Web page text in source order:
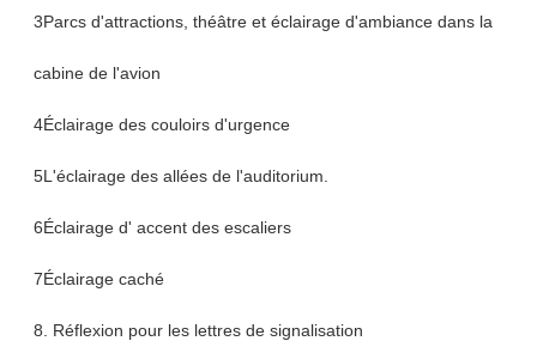
3Parcs d'attractions, théâtre et éclairage d'ambiance dans la
cabine de l'avion
4Éclairage des couloirs d'urgence
5L'éclairage des allées de l'auditorium.
6Éclairage d' accent des escaliers
7Éclairage caché
8. Réflexion pour les lettres de signalisation